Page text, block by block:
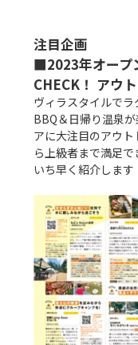
注目企画
■2023年オープ
CHECK！ アウ
ヴィラスタイルで
BBQ＆日帰り温泉
アに大注目のアウ
ら上級者まで満足
いち早く紹介します